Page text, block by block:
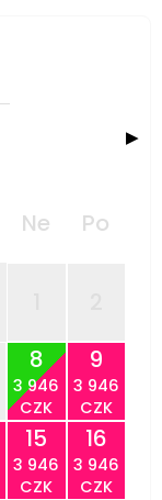
▶
Ne Po
8
3 946
CZK
9
3 946
CZK
15
3 946
CZK
16
3 946
CZK